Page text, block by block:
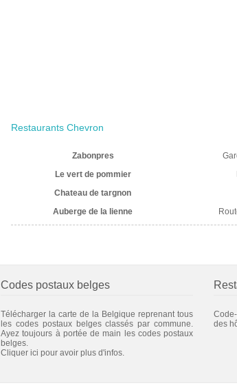
Restaurants Chevron
Zabonpres
Le vert de pommier
Chateau de targnon
Auberge de la lienne
Codes postaux belges
Télécharger la carte de la Belgique reprenant tous
les codes postaux belges classés par commune.
Ayez toujours à portée de main les codes postaux
belges.
Cliquer ici pour avoir plus d'infos.
des